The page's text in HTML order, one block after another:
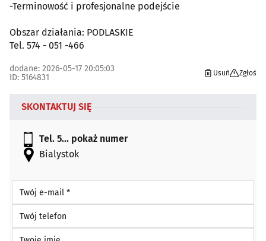
-Terminowość i profesjonalne podejście
Obszar działania: PODLASKIE
Tel. 574 - 051 -466
dodane: 2026-05-17 20:05:03
ID: 5164831
Usuń Zgłoś
SKONTAKTUJ SIĘ
Tel. 5... pokaż numer
Bialystok